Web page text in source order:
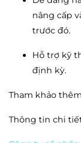
nâng cấp
trước đó.
Hỗ trợ kỹ
định kỳ.
Tham khảo
Thông tin chi